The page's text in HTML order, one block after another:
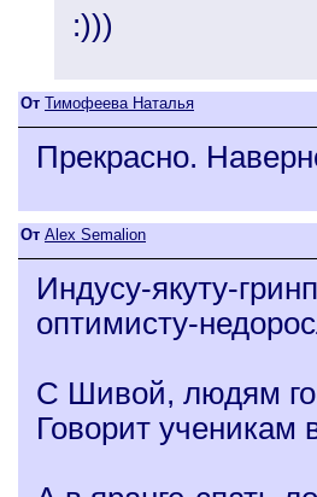
:)))
От Тимофеева Наталья
Прекрасно.
От Alex Semalion
Индусу-якуту-
оптимисту-
С Шивой, людям
Говорит ученикам